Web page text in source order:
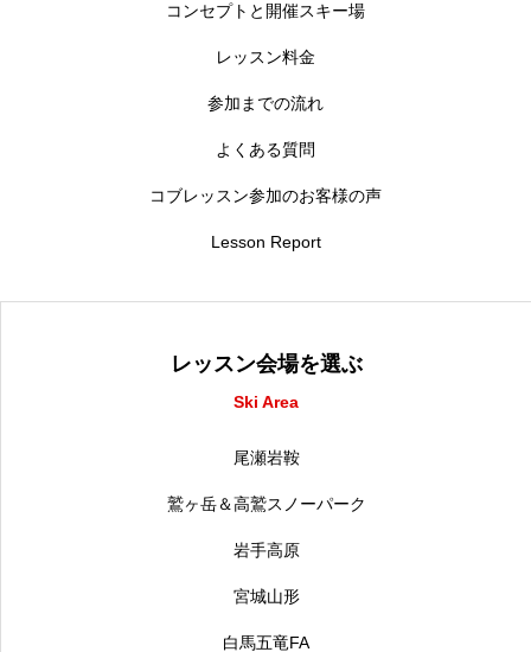
コンセプトと開催スキー場
レッスン料金
参加までの流れ
よくある質問
コブレッスン参加のお客様の声
Lesson Report
レッスン会場を選ぶ
Ski Area
尾瀬岩鞍
鷲ヶ岳＆高鷲スノーパーク
岩手高原
宮城山形
白馬五竜FA